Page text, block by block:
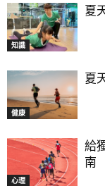
知識
夏
健康
夏
心理
給
南